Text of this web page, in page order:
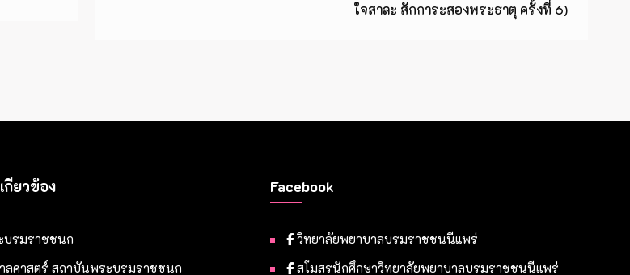
ใจสาละ สักการะสองพระธาตุ ครั้งที่ 6)
กี่ยวข้อง
บรมราชชนก
ลศาสตร์ สถาบันพระบรมราชชนก
Facebook
วิทยาลัยพยาบาลบรมราชชนนีแพร่
สโมสรนักศึกษาวิทยาลัยพยาบาลบรมราชชนนีแพร่